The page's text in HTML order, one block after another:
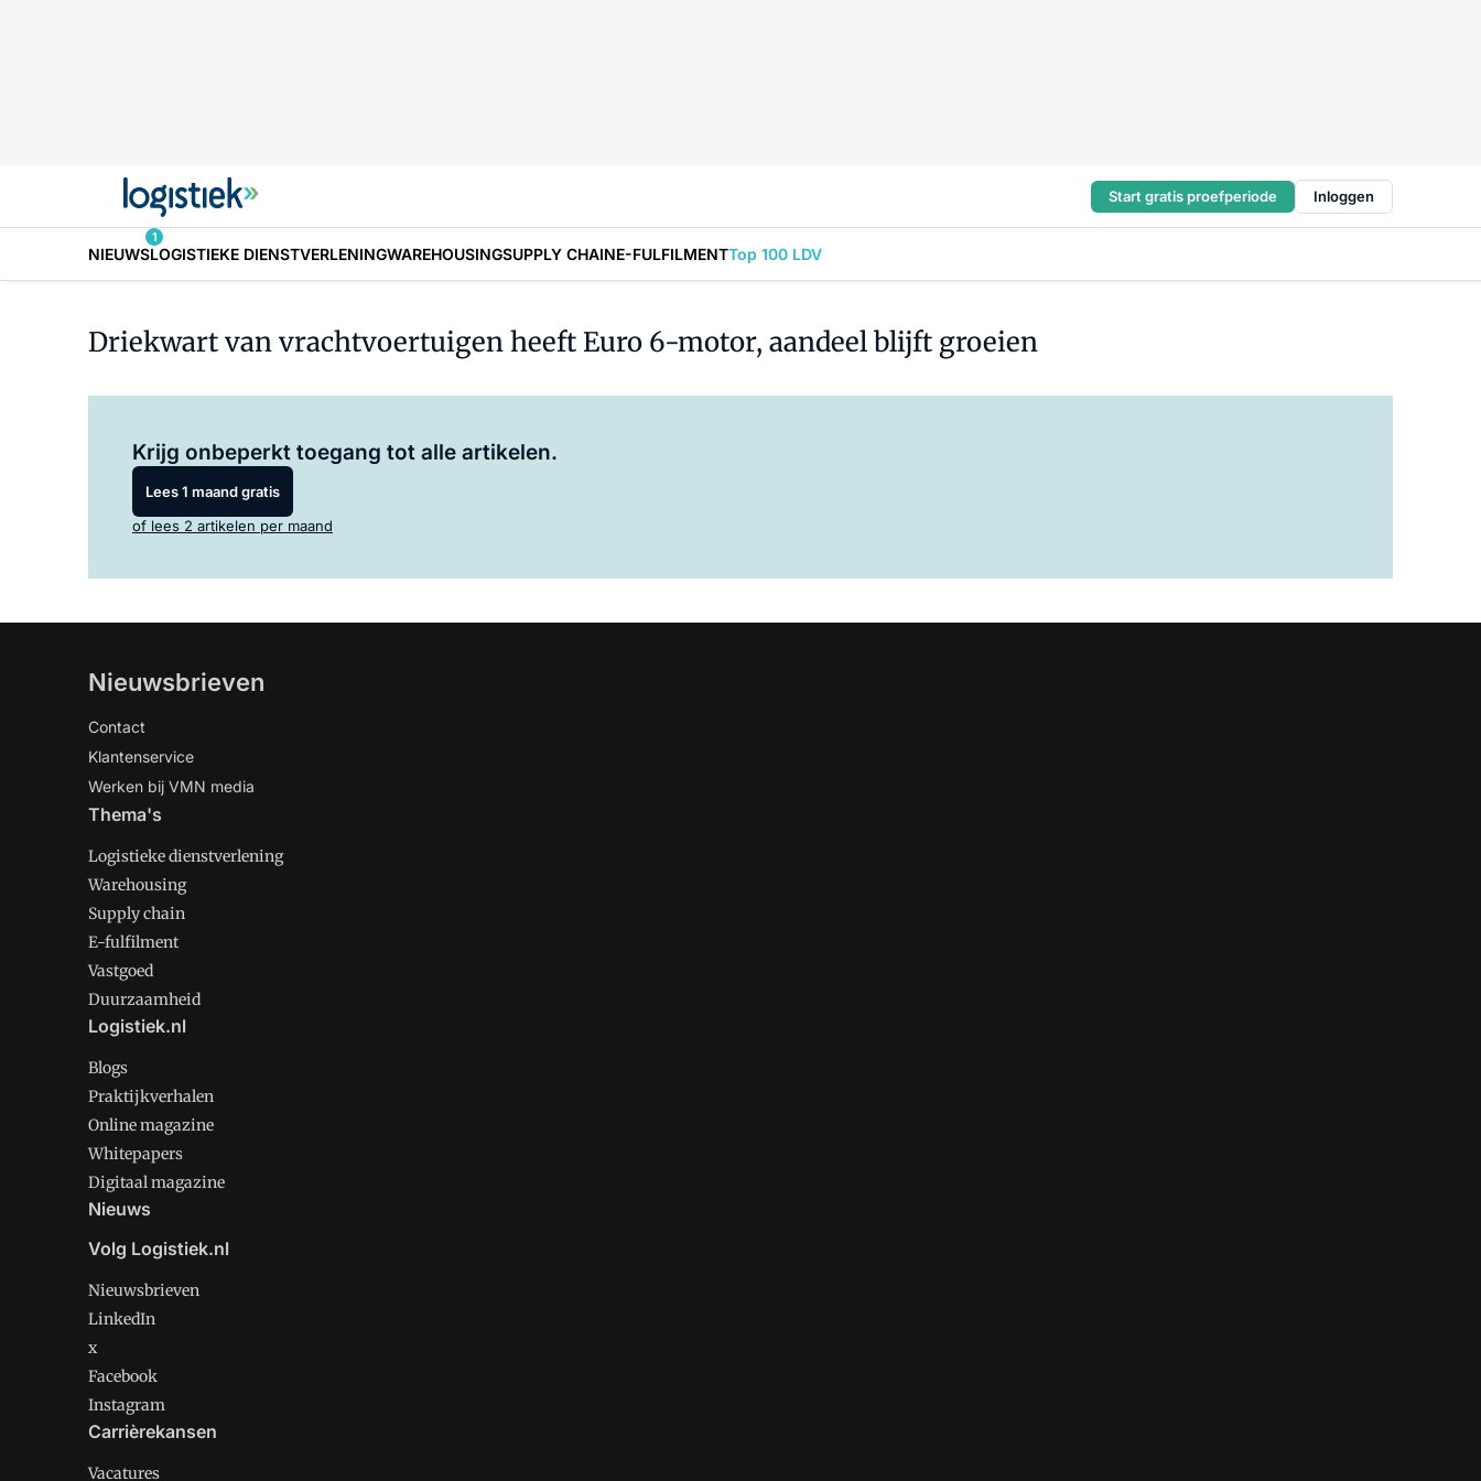
Start gratis proefperiode Inloggen
NIEUWS
1
LOGISTIEKE DIENSTVERLENINGWAREHOUSINGSUPPLY CHAINE-FULFILMENTTop 100 LDV
Driekwart van vrachtvoertuigen heeft Euro 6-motor, aandeel blijft groeien
Krijg onbeperkt toegang tot alle artikelen.
Lees 1 maand gratis
of lees 2 artikelen per maand
Nieuwsbrieven
Contact
Klantenservice
Werken bij VMN media
Thema's
Logistieke dienstverlening
Warehousing
Supply chain
E-fulfilment
Vastgoed
Duurzaamheid
Logistiek.nl
Blogs
Praktijkverhalen
Online magazine
Whitepapers
Digitaal magazine
Nieuws
Volg Logistiek.nl
Nieuwsbrieven
LinkedIn
x
Facebook
Instagram
Carrièrekansen
Vacatures